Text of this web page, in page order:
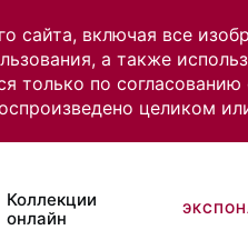
сайта, включая все
а также
только по
целиком
Коллекции
онлайн